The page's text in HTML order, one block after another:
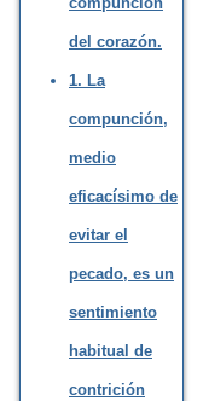
del corazón.
1. La
compunción,
medio
eficacísimo de
evitar el
pecado, es un
sentimiento
habitual de
contrición